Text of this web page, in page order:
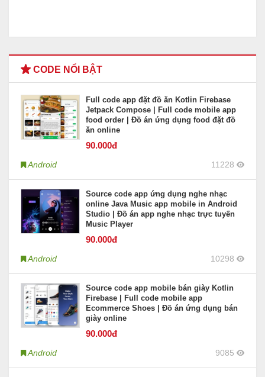
CODE NỔI BẬT
Full code app đặt đồ ăn Kotlin Firebase
Jetpack Compose | Full code mobile app
food order | Đồ án ứng dụng food đặt đồ
ăn online
90.000đ
Android 11228
Source code app ứng dụng nghe nhạc
online Java Music app mobile in Android
Studio | Đồ án app nghe nhạc trực tuyến
Music Player
90.000đ
Android 10298
Source code app mobile bán giày Kotlin
Firebase | Full code mobile app
Ecommerce Shoes | Đồ án ứng dụng bán
giày online
90.000đ
Android 9085